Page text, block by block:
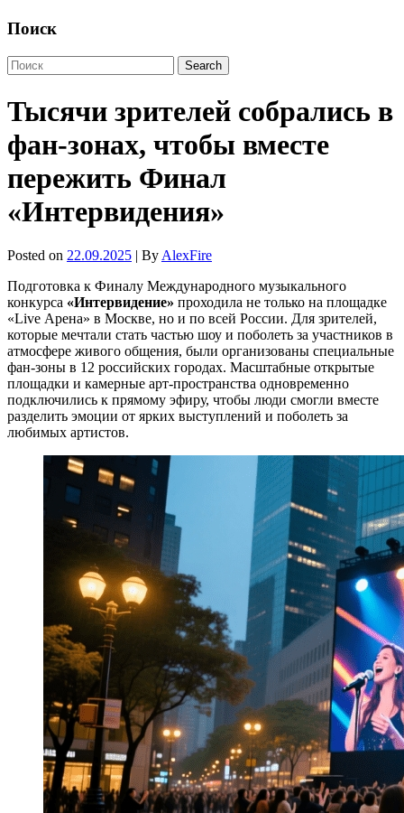
Поиск
Тысячи зрителей собрались в
фан-зонах, чтобы вместе
пережить Финал
«Интервидения»
Posted on 22.09.2025 | By AlexFire
Подготовка к Финалу Международного музыкального
конкурса «Интервидение» проходила не только на площадке
«Live Арена» в Москве, но и по всей России. Для зрителей,
которые мечтали стать частью шоу и поболеть за участников в
атмосфере живого общения, были организованы специальные
фан-зоны в 12 российских городах. Масштабные открытые
площадки и камерные арт-пространства одновременно
подключились к прямому эфиру, чтобы люди смогли вместе
разделить эмоции от ярких выступлений и поболеть за
любимых артистов.